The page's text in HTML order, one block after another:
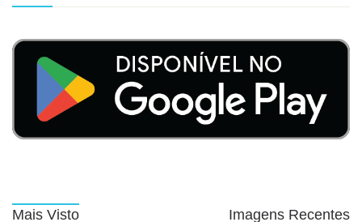
Mais Visto Imagens Recentes